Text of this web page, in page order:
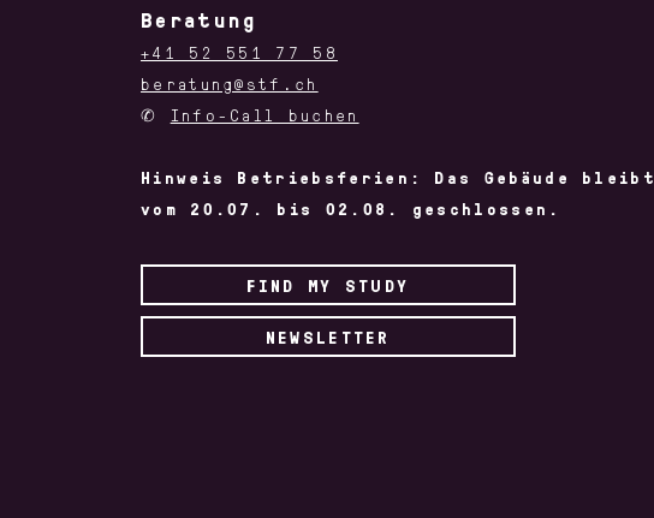
Beratung
+41 52 551 77 58
beratung@stf.ch
✆ Info-Call buchen
Hinweis Betriebsferien: Das Gebäude bleibt
vom 20.07. bis 02.08. geschlossen.
FIND MY STUDY
NEWSLETTER